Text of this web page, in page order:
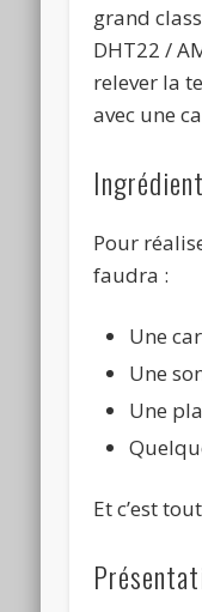
grand
DHT22 /
relever la
avec une
Pour
faudra :
Une
Une
Une
Et c’est tout